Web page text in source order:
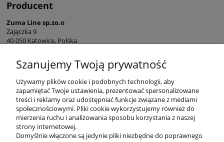
Producent
Zuma Line sp.zo.o
Zajączka 9
40-050 Katowice, Polska
+48 32 730 66 10
KONTAKT
Szanujemy Twoją prywatność
Używamy plików cookie i podobnych technologii, aby
zapamiętać Twoje ustawienia, prezentować spersonalizowane
treści i reklamy oraz udostępniać funkcje związane z mediami
społecznościowymi. Pliki cookie wykorzystujemy również do
mierzenia ruchu i analizowania sposobu korzystania z naszej
strony internetowej.
Domyślnie włączone są jedynie pliki niezbędne do poprawnego